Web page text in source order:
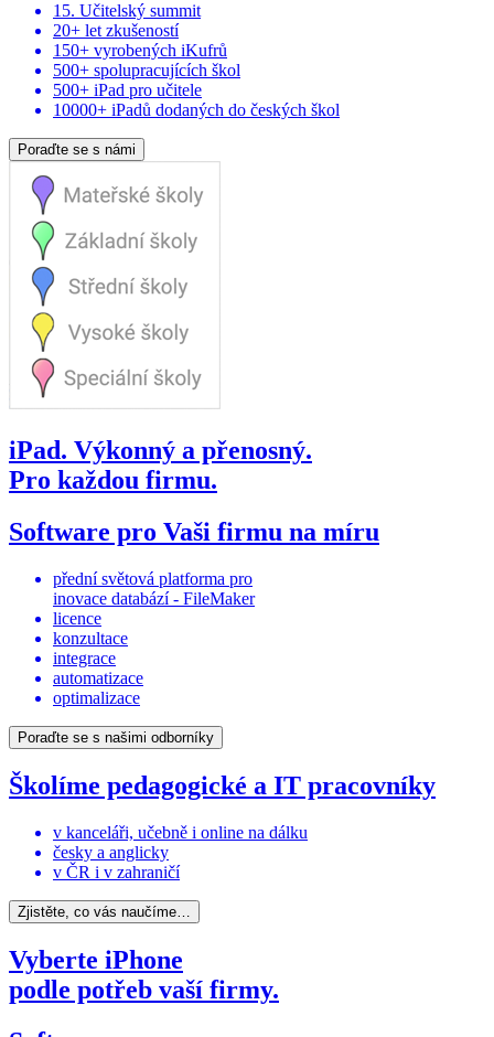
15. Učitelský summit
20+ let zkušeností
150+ vyrobených iKufrů
500+ spolupracujících škol
500+ iPad pro učitele
10000+ iPadů dodaných do českých škol
Poraďte se s námi
iPad. Výkonný a přenosný.
Pro každou firmu.
Software pro Vaši firmu na míru
přední světová platforma pro
inovace databází - FileMaker
licence
konzultace
integrace
automatizace
optimalizace
Poraďte se s našimi odborníky
Školíme pedagogické a IT pracovníky
v kanceláři, učebně i online na dálku
česky a anglicky
v ČR i v zahraničí
Zjistěte, co vás naučíme…
Vyberte iPhone
podle potřeb vaší firmy.